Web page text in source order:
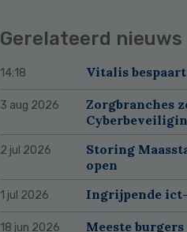
Gerelateerd nieuws
14:18 Vitalis
3 aug 2026
Zorgbranches
2 jul 2026
Storing
open
1 jul 2026 Ingrijpende
18 jun 2026
Meeste